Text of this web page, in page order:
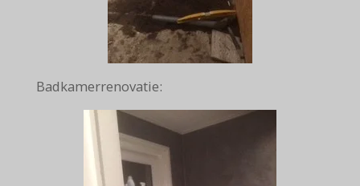
Badkamerrenovatie: